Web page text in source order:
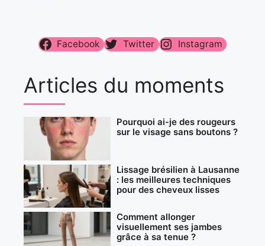
Facebook Twitter Instagram
Articles du moments
Pourquoi ai-je des rougeurs
sur le visage sans boutons ?
Lissage brésilien à Lausanne
: les meilleures techniques
pour des cheveux lisses
Comment allonger
visuellement ses jambes
grâce à sa tenue ?